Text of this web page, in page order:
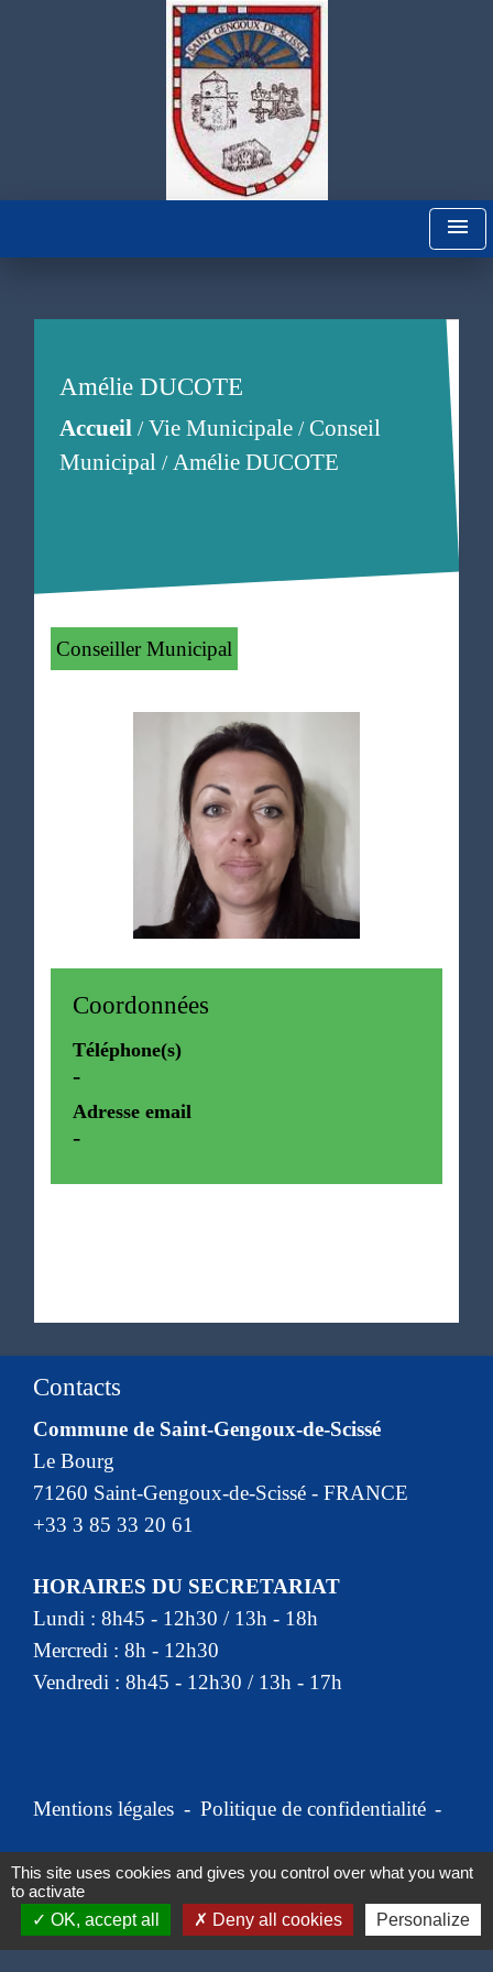
menu
Amélie DUCOTE
Accueil/Vie Municipale/Conseil
Municipal/Amélie DUCOTE
Conseiller Municipal
Coordonnées
Téléphone(s)
-
Adresse email
-
Contacts
Commune de Saint-Gengoux-de-Scissé
Le Bourg
71260 Saint-Gengoux-de-Scissé - FRANCE
+33 3 85 33 20 61
HORAIRES DU SECRETARIAT
Lundi : 8h45 - 12h30 / 13h - 18h
Mercredi : 8h - 12h30
Vendredi : 8h45 - 12h30 / 13h - 17h
Mentions légales - Politique de confidentialité -
Gestion des cookies
This site uses cookies and gives you control over what you want
to activate
OK, accept all
Deny all cookies Personalize